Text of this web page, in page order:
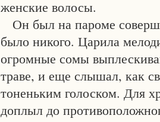
женские волосы.
Он был на пароме
было никого. Царила
огромные сомы
траве, и еще слышал, как
тоненьким голоском. Для
доплыл до